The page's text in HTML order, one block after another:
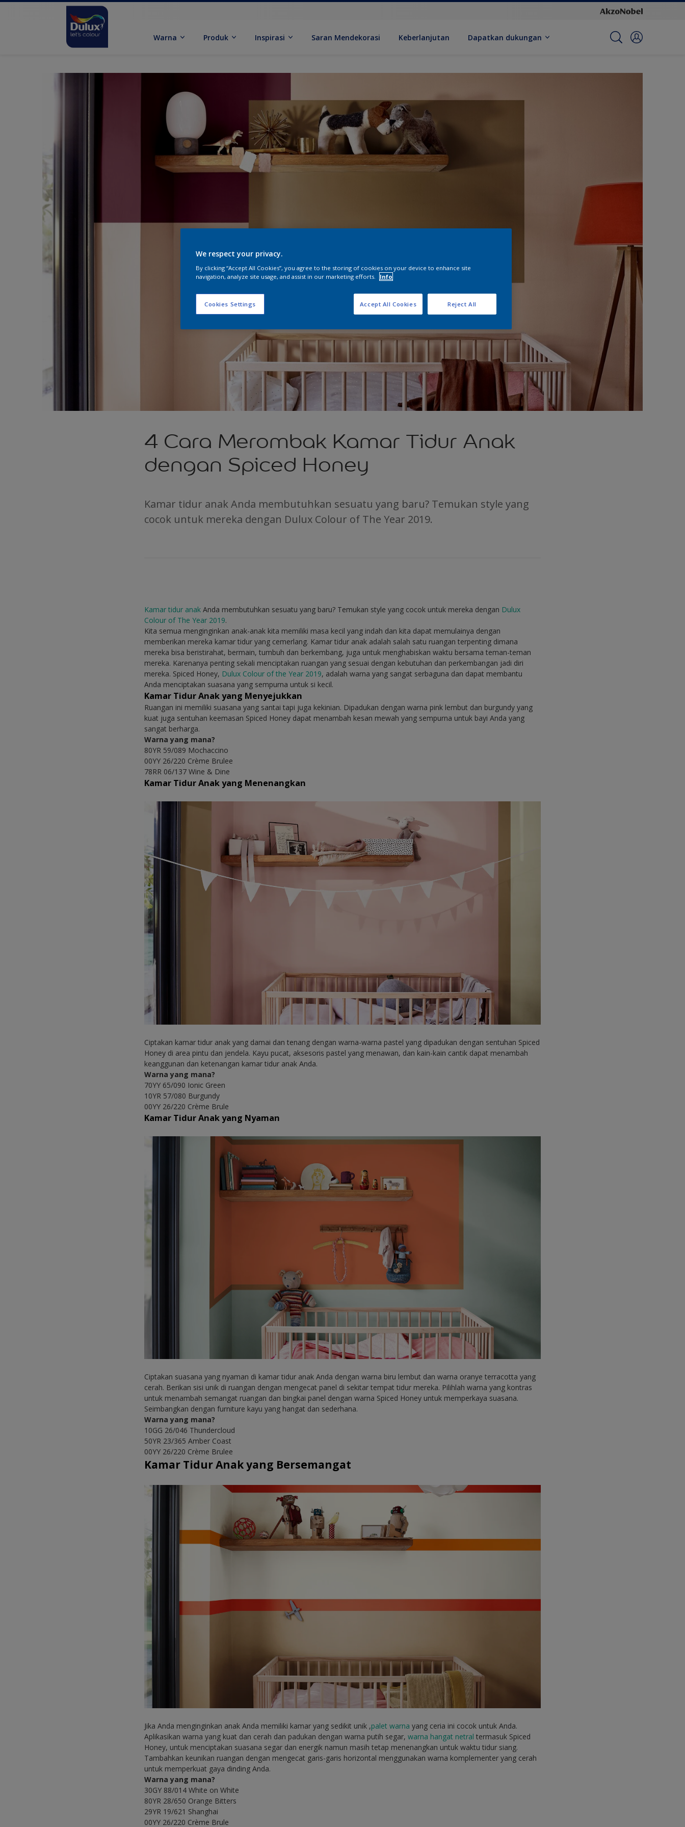
Warna Produk Inspirasi Saran Mendekorasi Keberlanjutan Dapatkan dukungan
4 Cara Merombak Kamar Tidur Anak
dengan Spiced Honey
Kamar tidur anak Anda membutuhkan sesuatu yang baru? Temukan style yang
cocok untuk mereka dengan Dulux Colour of The Year 2019.
Kamar tidur anak Anda membutuhkan sesuatu yang baru? Temukan style yang cocok untuk mereka dengan Dulux
Colour of The Year 2019.
Kita semua menginginkan anak-anak kita memiliki masa kecil yang indah dan kita dapat memulainya dengan
memberikan mereka kamar tidur yang cemerlang. Kamar tidur anak adalah salah satu ruangan terpenting dimana
mereka bisa beristirahat, bermain, tumbuh dan berkembang, juga untuk menghabiskan waktu bersama teman-teman
mereka. Karenanya penting sekali menciptakan ruangan yang sesuai dengan kebutuhan dan perkembangan jadi diri
mereka. Spiced Honey, Dulux Colour of the Year 2019, adalah warna yang sangat serbaguna dan dapat membantu
Anda menciptakan suasana yang sempurna untuk si kecil.
Kamar Tidur Anak yang Menyejukkan
Ruangan ini memiliki suasana yang santai tapi juga kekinian. Dipadukan dengan warna pink lembut dan burgundy yang
kuat juga sentuhan keemasan Spiced Honey dapat menambah kesan mewah yang sempurna untuk bayi Anda yang
sangat berharga.
Warna yang mana?
80YR 59/089 Mochaccino
00YY 26/220 Crème Brulee
78RR 06/137 Wine & Dine
Kamar Tidur Anak yang Menenangkan
Ciptakan kamar tidur anak yang damai dan tenang dengan warna-warna pastel yang dipadukan dengan sentuhan Spiced
Honey di area pintu dan jendela. Kayu pucat, aksesoris pastel yang menawan, dan kain-kain cantik dapat menambah
keanggunan dan ketenangan kamar tidur anak Anda.
Warna yang mana?
70YY 65/090 Ionic Green
10YR 57/080 Burgundy
00YY 26/220 Crème Brule
Kamar Tidur Anak yang Nyaman
Ciptakan suasana yang nyaman di kamar tidur anak Anda dengan warna biru lembut dan warna oranye terracotta yang
cerah. Berikan sisi unik di ruangan dengan mengecat panel di sekitar tempat tidur mereka. Pilihlah warna yang kontras
untuk menambah semangat ruangan dan bingkai panel dengan warna Spiced Honey untuk memperkaya suasana.
Seimbangkan dengan furniture kayu yang hangat dan sederhana.
Warna yang mana?
10GG 26/046 Thundercloud
50YR 23/365 Amber Coast
00YY 26/220 Crème Brulee
Kamar Tidur Anak yang Bersemangat
Jika Anda menginginkan anak Anda memiliki kamar yang sedikit unik ,palet warna yang ceria ini cocok untuk Anda.
Aplikasikan warna yang kuat dan cerah dan padukan dengan warna putih segar,warna hangat netral termasuk Spiced
Honey, untuk menciptakan suasana segar dan energik namun masih tetap menenangkan untuk waktu tidur siang.
Tambahkan keunikan ruangan dengan mengecat garis-garis horizontal menggunakan warna komplementer yang cerah
untuk memperkuat gaya dinding Anda.
Warna yang mana?
30GY 88/014 White on White
80YR 28/650 Orange Bitters
29YR 19/621 Shanghai
00YY 26/220 Crème Brule
We respect your privacy.
By clicking “Accept All Cookies”, you agree to the storing of cookies on your device to enhance site
navigation, analyze site usage, and assist in our marketing efforts.
Info
Cookies Settings Reject All
Accept All Cookies